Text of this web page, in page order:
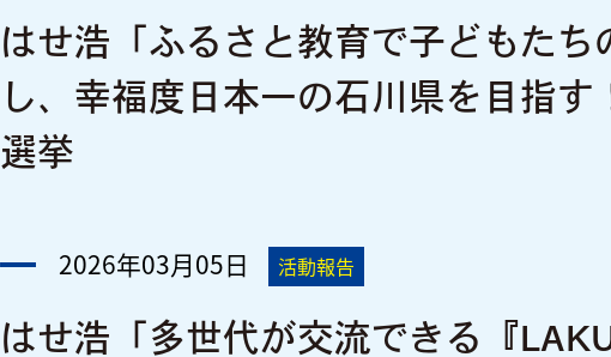
はせ浩「ふるさと教育で子どもたち
し、幸福度日本一の石川県を目指す
選挙
2026年03月05日 活動報告
はせ浩「多世代が交流できる『